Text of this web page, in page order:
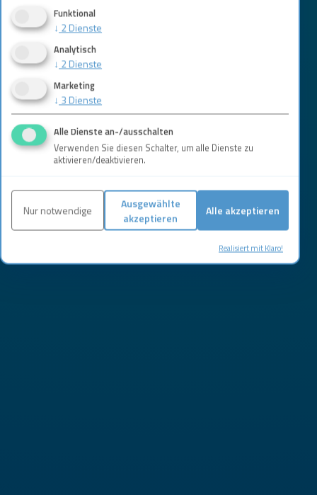
Funktional
↓ 2 Dienste
Analytisch
↓ 2 Dienste
Marketing
↓ 3 Dienste
Alle Dienste an-/ausschalten
Verwenden Sie diesen Schalter, um alle Dienste zu
aktivieren/deaktivieren.
Nur notwendige
Ausgewählte
akzeptieren
Alle akzeptieren
Realisiert mit Klaro!